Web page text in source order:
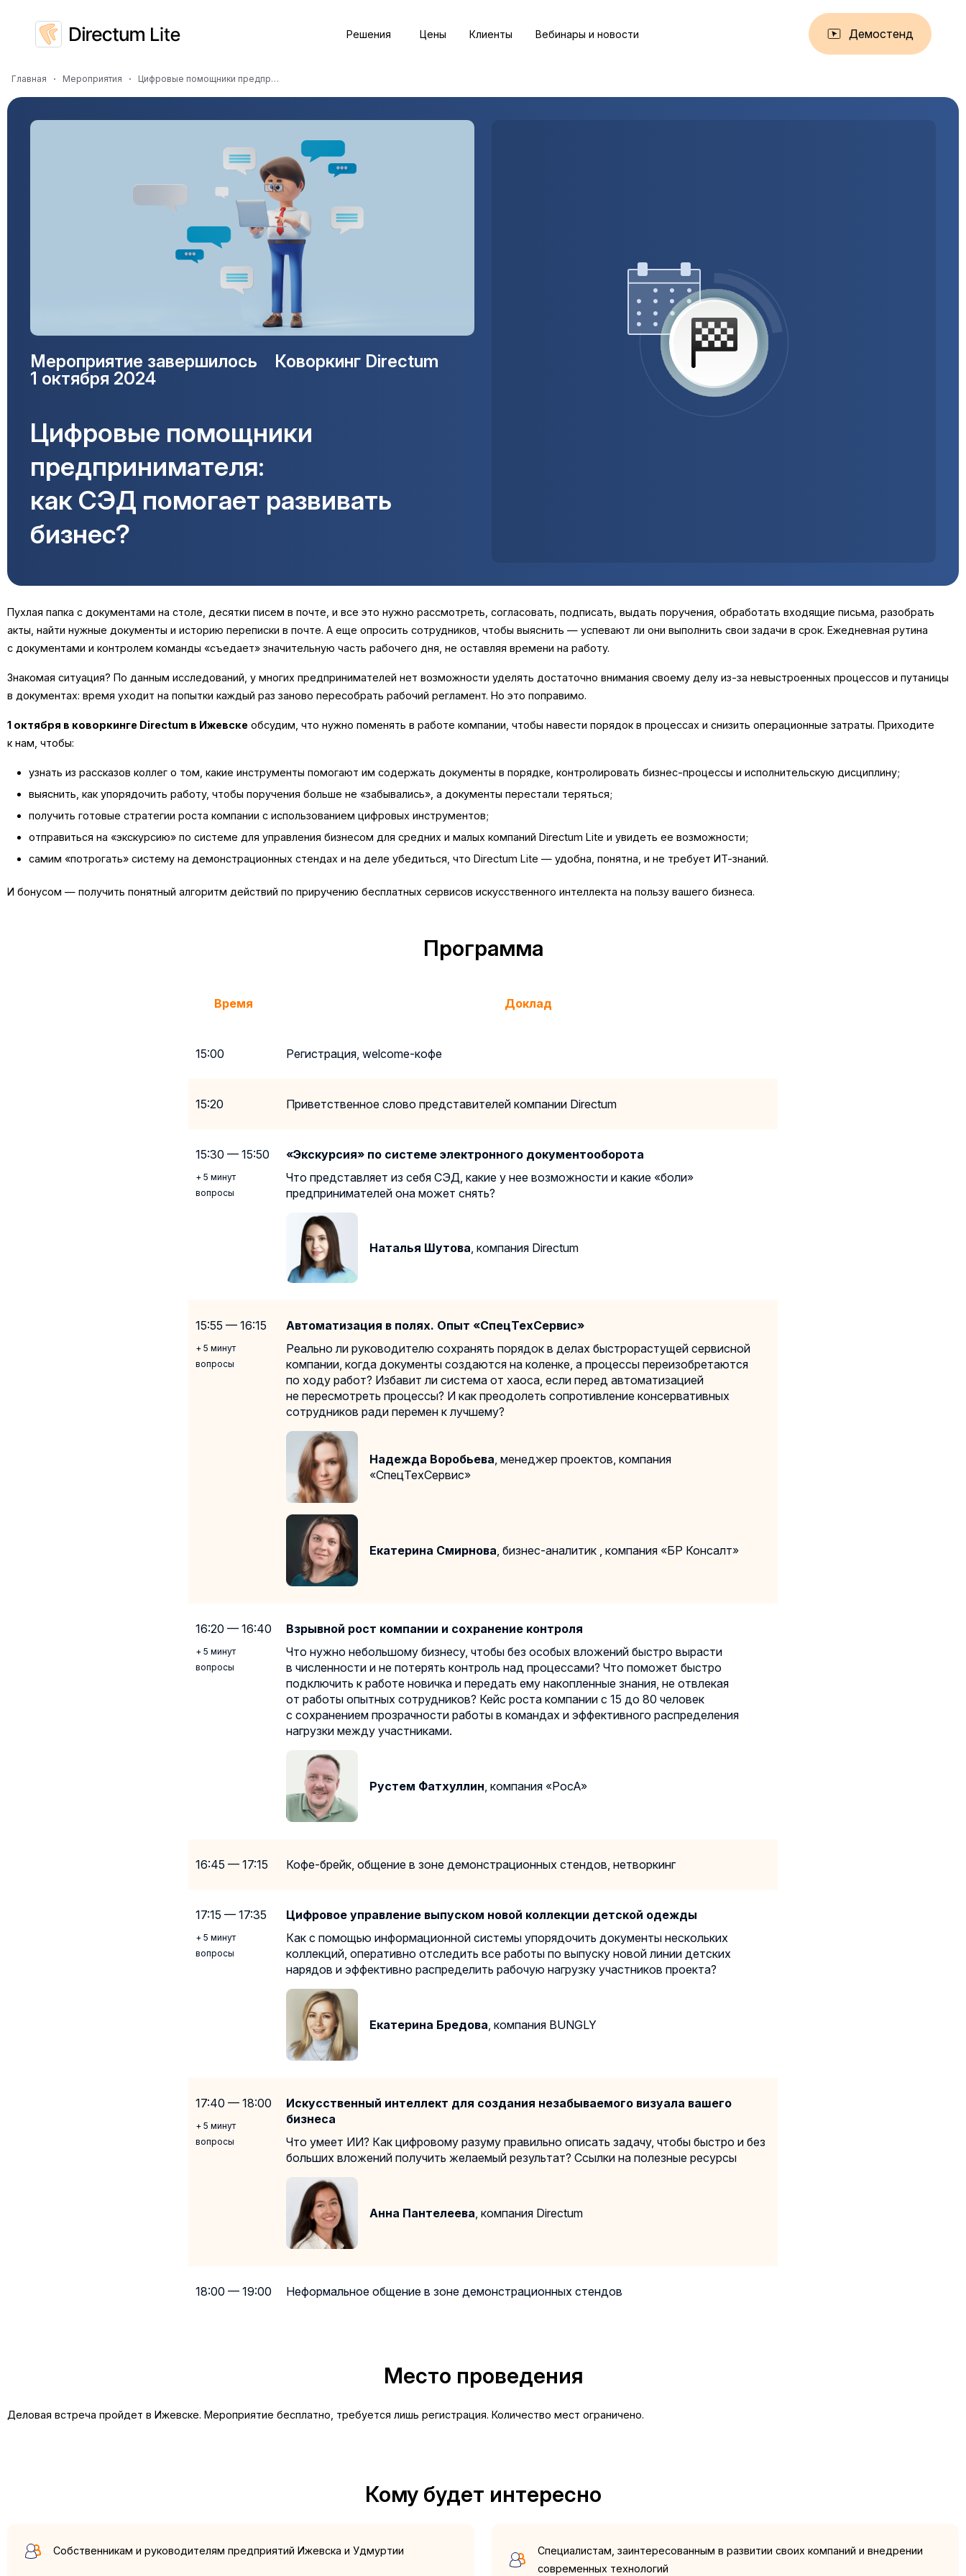
Решения Цены Клиенты Вебинары и новости Демостенд
Главная Мероприятия Цифровые помощники предпринимателя: как СЭД помогает развивать бизнес?
Мероприятие завершилось
1 октября 2024
Коворкинг Directum
Цифровые помощники
предпринимателя:
как СЭД помогает развивать
бизнес?
Пухлая папка с документами на столе, десятки писем в почте, и все это нужно рассмотреть, согласовать, подписать, выдать поручения, обработать входящие письма, разобрать
акты, найти нужные документы и историю переписки в почте. А еще опросить сотрудников, чтобы выяснить — успевают ли они выполнить свои задачи в срок. Ежедневная рутина
с документами и контролем команды «съедает» значительную часть рабочего дня, не оставляя времени на работу.
Знакомая ситуация? По данным исследований, у многих предпринимателей нет возможности уделять достаточно внимания своему делу из-за невыстроенных процессов и путаницы
в документах: время уходит на попытки каждый раз заново пересобрать рабочий регламент. Но это поправимо.
1 октября в коворкинге Directum в Ижевске обсудим, что нужно поменять в работе компании, чтобы навести порядок в процессах и снизить операционные затраты. Приходите
к нам, чтобы:
узнать из рассказов коллег о том, какие инструменты помогают им содержать документы в порядке, контролировать бизнес-процессы и исполнительскую дисциплину;
выяснить, как упорядочить работу, чтобы поручения больше не «забывались», а документы перестали теряться;
получить готовые стратегии роста компании с использованием цифровых инструментов;
отправиться на «экскурсию» по системе для управления бизнесом для средних и малых компаний Directum Lite и увидеть ее возможности;
самим «потрогать» систему на демонстрационных стендах и на деле убедиться, что Directum Lite — удобна, понятна, и не требует ИТ-знаний.
И бонусом — получить понятный алгоритм действий по приручению бесплатных сервисов искусственного интеллекта на пользу вашего бизнеса.
Программа
Время Доклад
15:00 Регистрация, welcome-кофе
15:20 Приветственное слово представителей компании Directum
15:30 — 15:50
+ 5 минут
вопросы
«Экскурсия» по системе электронного документооборота
Что представляет из себя СЭД, какие у нее возможности и какие «боли»
предпринимателей она может снять?
Наталья Шутова, компания Directum
15:55 — 16:15
+ 5 минут
вопросы
Автоматизация в полях. Опыт «СпецТехСервис»
Реально ли руководителю сохранять порядок в делах быстрорастущей сервисной
компании, когда документы создаются на коленке, а процессы переизобретаются
по ходу работ? Избавит ли система от хаоса, если перед автоматизацией
не пересмотреть процессы? И как преодолеть сопротивление консервативных
сотрудников ради перемен к лучшему?
Надежда Воробьева, менеджер проектов, компания
«СпецТехСервис»
Екатерина Смирнова, бизнес-аналитик , компания «БР Консалт»
16:20 — 16:40
+ 5 минут
вопросы
Взрывной рост компании и сохранение контроля
Что нужно небольшому бизнесу, чтобы без особых вложений быстро вырасти
в численности и не потерять контроль над процессами? Что поможет быстро
подключить к работе новичка и передать ему накопленные знания, не отвлекая
от работы опытных сотрудников? Кейс роста компании с 15 до 80 человек
с сохранением прозрачности работы в командах и эффективного распределения
нагрузки между участниками.
Рустем Фатхуллин, компания «РосА»
16:45 — 17:15 Кофе-брейк, общение в зоне демонстрационных стендов, нетворкинг
17:15 — 17:35
+ 5 минут
вопросы
Цифровое управление выпуском новой коллекции детской одежды
Как с помощью информационной системы упорядочить документы нескольких
коллекций, оперативно отследить все работы по выпуску новой линии детских
нарядов и эффективно распределить рабочую нагрузку участников проекта?
Екатерина Бредова, компания BUNGLY
17:40 — 18:00
+ 5 минут
вопросы
Искусственный интеллект для создания незабываемого визуала вашего
бизнеса
Что умеет ИИ? Как цифровому разуму правильно описать задачу, чтобы быстро и без
больших вложений получить желаемый результат? Ссылки на полезные ресурсы
Анна Пантелеева, компания Directum
18:00 — 19:00 Неформальное общение в зоне демонстрационных стендов
Место проведения
Деловая встреча пройдет в Ижевске. Мероприятие бесплатно, требуется лишь регистрация. Количество мест ограничено.
Кому будет интересно
Собственникам и руководителям предприятий Ижевска и Удмуртии
Специалистам, заинтересованным в развитии своих компаний и внедрении
современных технологий